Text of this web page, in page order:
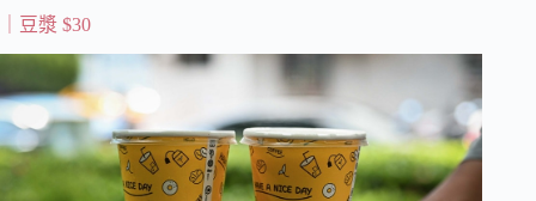
｜豆漿 $30